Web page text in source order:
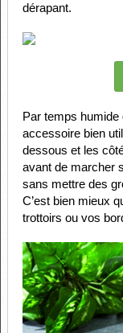
dérapant.
Par temps
accessoire bien
dessous et les
avant de marcher
sans mettre des
C’est bien mieux
trottoirs ou vos